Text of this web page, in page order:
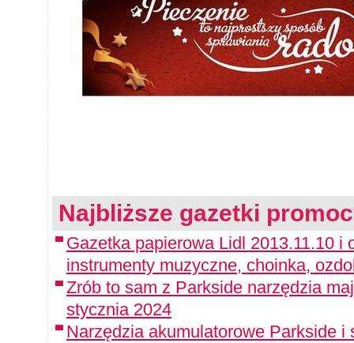
Najbliższe gazetki
Gazetka papierowa Lidl 2013.11.10 i
instrumenty muzyczne, choinka,
Zrób to sam z Parkside narzędzia
stycznia 2024
Narzędzia akumulatorowe Parkside i